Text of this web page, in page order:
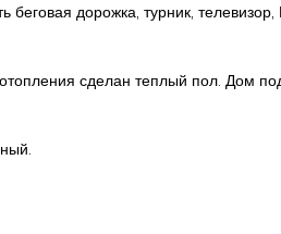
дорожка, турник, телевизор,
сделан теплый пол. Дом